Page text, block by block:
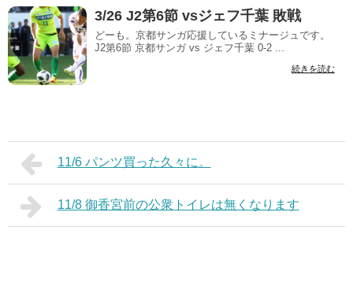
3/26 J2第6節 vsジェフ千葉 敗戦
どーも。京都サンガ応援しているミナージュです。
J2第6節 京都サンガ vs ジェフ千葉 0-2 ...
続きを読む
11/6 パンツ買った久々に。
11/8 御香宮前の公衆トイレは無くなります